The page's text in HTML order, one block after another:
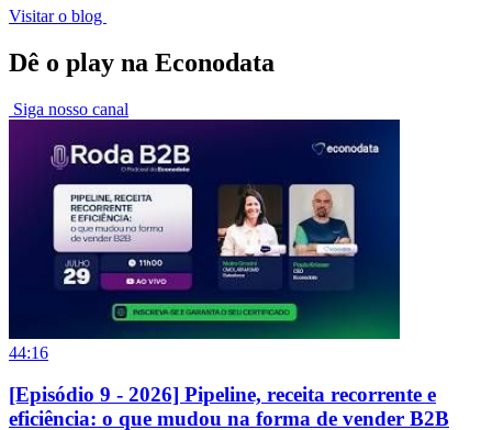
Visitar o blog
Dê o play na Econodata
Siga nosso canal
44:16
[Episódio 9 - 2026] Pipeline, receita recorrente e
eficiência: o que mudou na forma de vender B2B